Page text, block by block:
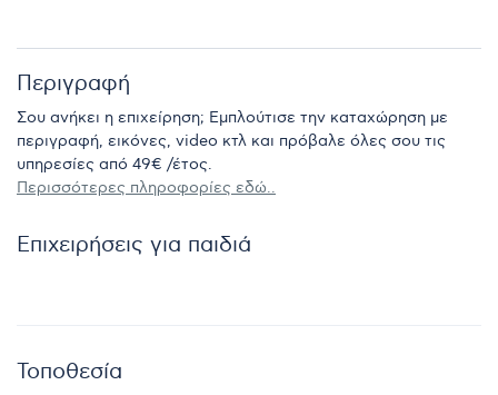
Περιγραφή
Σου ανήκει η επιχείρηση; Εμπλούτισε την καταχώρηση με
περιγραφή, εικόνες, video κτλ και πρόβαλε όλες σου τις
υπηρεσίες από 49€ /έτος.
Περισσότερες πληροφορίες εδώ..
Επιχειρήσεις για παιδιά
Τοποθεσία